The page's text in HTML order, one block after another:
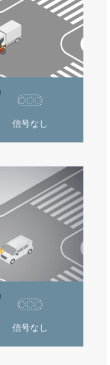
信号なし
信号なし